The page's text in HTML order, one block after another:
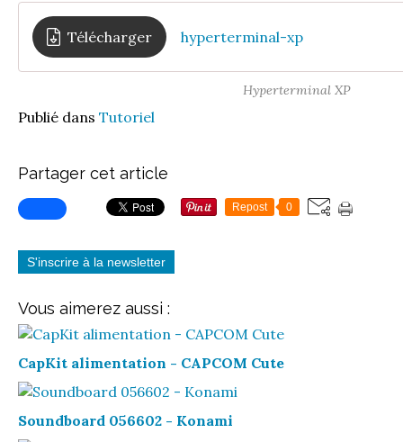
Télécharger hyperterminal-xp
Hyperterminal XP
Publié dans Tutoriel
Partager cet article
Repost 0
S'inscrire à la newsletter
Vous aimerez aussi :
CapKit alimentation - CAPCOM Cute
Soundboard 056602 - Konami